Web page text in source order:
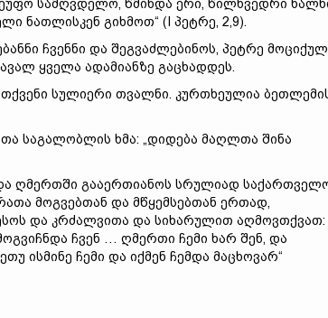
სამღვდელო, წმინდა ერი, წილხვედრი
ნათლისკენ გიხმოთ“ (I პეტრე, 2,9).
ჩვენნი და შეგვაძლებინოს, პეტრე
ყველა ადამიანზე გაცხადდეს.
სულიერი თვალნი. კურთხეულია
საგალობლის ხმა: „დიდება მაღლთა შინა
ღმერთში გააერთიანოს სრულიად
მოგვებთან და მწყემსებთან ერთად,
და კრძალვითა და სიხარულით აღმოვთქვათ:
ჩვენ … ღმერთი ჩემი ხარ შენ, და
ისმინე ჩემი და იქმენ ჩემდა მაცხოვარ“